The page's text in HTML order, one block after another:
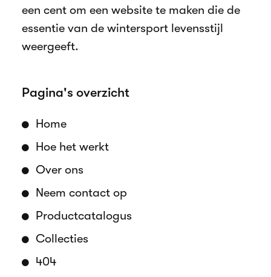
een cent om een website te maken die de
essentie van de wintersport levensstijl
weergeeft.
Pagina's overzicht
Home
Hoe het werkt
Over ons
Neem contact op
Productcatalogus
Collecties
404